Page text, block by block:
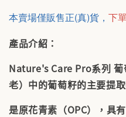
本賣場僅販售正(真)貨， 下
產品介紹：
Nature's Care Pro系列 葡
老）中的葡萄籽的主要提
是原花青素（OPC），具